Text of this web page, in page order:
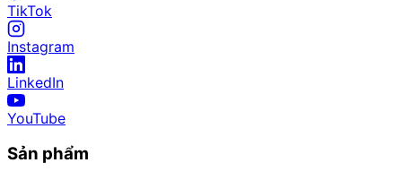
TikTok
Instagram
LinkedIn
YouTube
Sản phẩm